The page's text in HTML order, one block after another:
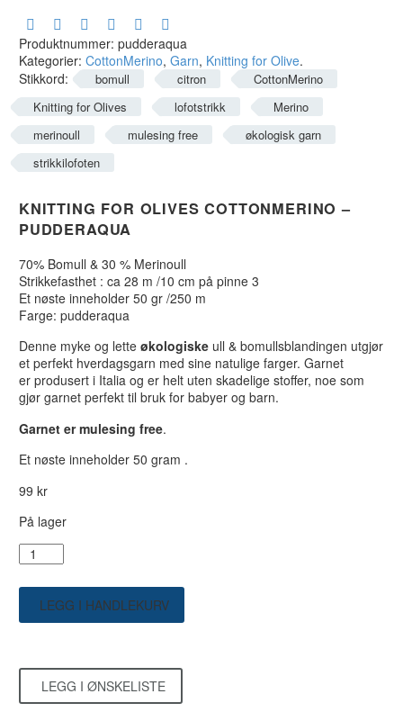
Produktnummer: pudderaqua
Kategorier: CottonMerino, Garn, Knitting for Olive.
Stikkord:
bomull citron
CottonMerino
Knitting for Olives
lofotstrikk
Merino
merinoull
mulesing free
økologisk garn
strikkilofoten
KNITTING FOR OLIVES COTTONMERINO –
PUDDERAQUA
70% Bomull & 30 % Merinoull
Strikkefasthet : ca 28 m /10 cm på pinne 3
Et nøste inneholder 50 gr /250 m
Farge: pudderaqua
Denne myke og lette økologiske ull & bomullsblandingen utgjør
et perfekt hverdagsgarn med sine natulige farger. Garnet
er produsert i Italia og er helt uten skadelige stoffer, noe som
gjør garnet perfekt til bruk for babyer og barn.
Garnet er mulesing free.
Et nøste inneholder 50 gram .
99 kr
På lager
Knitting
for
Olives
CottonMerino
-
LEGG I HANDLEKURV
LEGG I ØNSKELISTE